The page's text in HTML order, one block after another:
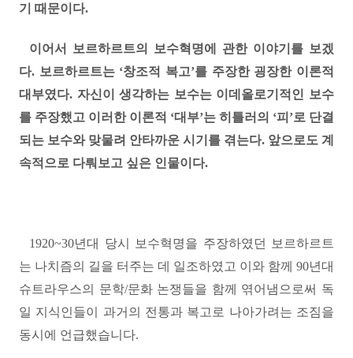
기 때문이다.
이어서 보르하르트의 보수혁명에 관한 이야기를 보겠
다. 보르하르트는‘창조적 복고’를 주장한 굉장한 이론적
대부였다. 자신이 생각하는 보수는 이데올로기적인 보수
를 주장했고 이러한 이론적 ‘대부’는 히틀러의 ‘피 ’로 단결
되는 보수와 맞물려 안타까운 시기를 겪는다. 앞으로도 계
속적으로 다뤄보고 싶은 인물이다.
1920~30년대 당시 보수혁명을 주장하였던 보르하르트
는 나치즘의 길을 터주는 데 일조하였고 이와 함께 90년대
슈트라우스의 문학/문화 논쟁들을 함께 엮어냄으로써 독
일 지식인들이 과거의 전통과 복고로 나아가려는 조짐을
동시에 언급했습니다.